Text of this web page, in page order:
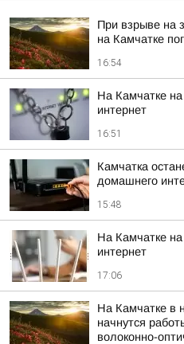
При взрыве на
на Камчатке
16:54
На Камчатке
интернет
16:51
Камчатка
домашнего
15:48
На Камчатке
интернет
17:06
На Камчатке в
начнутся
волоконно-